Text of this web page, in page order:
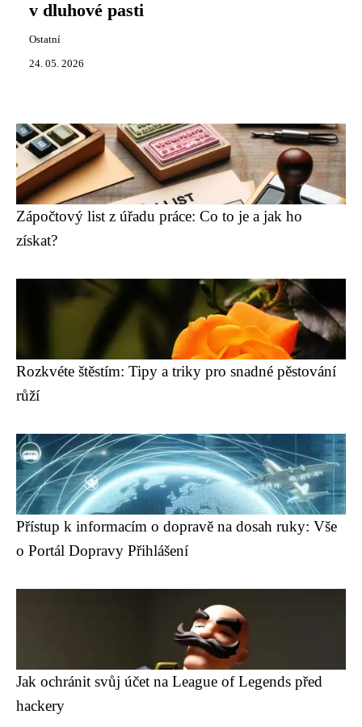
v dluhové pasti
Ostatní
24. 05. 2026
Zápočtový list z úřadu práce: Co to je a jak ho
získat?
Rozkvéte štěstím: Tipy a triky pro snadné pěstování
růží
Přístup k informacím o dopravě na dosah ruky: Vše
o Portál Dopravy Přihlášení
Jak ochránit svůj účet na League of Legends před
hackery